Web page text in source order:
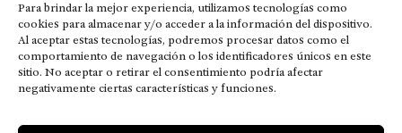
Para brindar la mejor experiencia, utilizamos tecnologías como
cookies para almacenar y/o acceder a la información del dispositivo.
Al aceptar estas tecnologías, podremos procesar datos como el
comportamiento de navegación o los identificadores únicos en este
sitio. No aceptar o retirar el consentimiento podría afectar
negativamente ciertas características y funciones.
El concepto de familia no está limitado exclusivamente a la sangre; seres
que surgen en nuestro diario vivir suelen pesar más que los
emparentados. Más bien, el apego de estas dos versiones de seres
queridos mueve ideales provenientes de sus vivencias.
This is for nuestra gente.” – HRSuriel